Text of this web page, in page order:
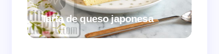
Tarta de queso japonesa